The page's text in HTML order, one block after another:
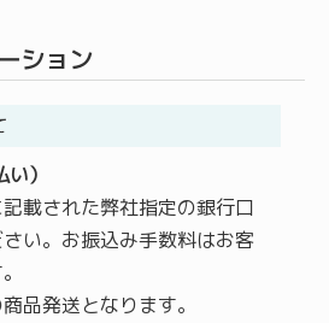
ション
い）
載された弊社指定の銀行口
い。お振込み手数料はお客
品発送となります。